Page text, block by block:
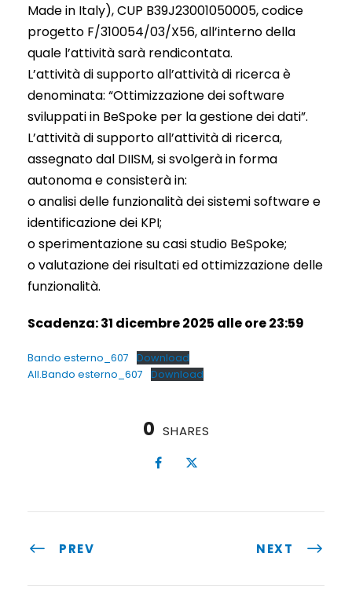
Made in Italy), CUP B39J23001050005, codice
progetto F/310054/03/X56, all’interno della
quale l’attività sarà rendicontata.
L’attività di supporto all’attività di ricerca è
denominata: “Ottimizzazione dei software
sviluppati in BeSpoke per la gestione dei dati”.
L’attività di supporto all’attività di ricerca,
assegnato dal DIISM, si svolgerà in forma
autonoma e consisterà in:
o analisi delle funzionalità dei sistemi software e
identificazione dei KPI;
o sperimentazione su casi studio BeSpoke;
o valutazione dei risultati ed ottimizzazione delle
funzionalità.
Scadenza: 31 dicembre 2025 alle ore 23:59
Bando esterno_607
Download
All.Bando esterno_607
Download
0 SHARES
PREV NEXT